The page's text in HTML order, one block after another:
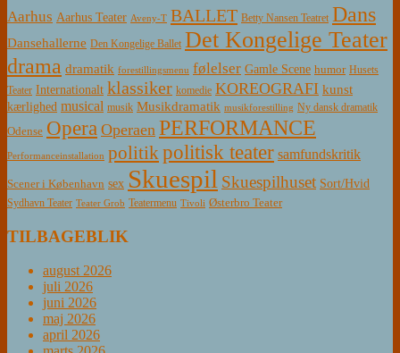
Aarhus Aarhus Teater Aveny-T BALLET Betty Nansen Teatret Dans
Dansehallerne Den Kongelige Ballet Det Kongelige Teater
drama dramatik forestillingsmenu følelser Gamle Scene humor Husets
Teater Internationalt klassiker komedie KOREOGRAFI kunst
kærlighed musical musik Musikdramatik musikforestilling Ny dansk dramatik
Odense Opera Operaen PERFORMANCE
Performanceinstallation politik politisk teater samfundskritik
Scener i København sex Skuespil Skuespilhuset Sort/Hvid
Sydhavn Teater Teater Grob Teatermenu Tivoli Østerbro Teater
TILBAGEBLIK
august 2026
juli 2026
juni 2026
maj 2026
april 2026